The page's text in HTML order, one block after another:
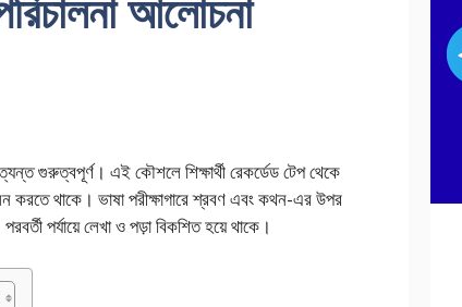
গুরুত্বপূর্ণ। এই কৌশলে শিক্ষার্থী রেকর্ডেড টেপ থেকে
করতে থাকে। ভাষা পরীক্ষাগারে শ্রবণ এবং কথন-এর উপর
পর্যায়ে লেখা ও পড়া বিকশিত হয়ে থাকে।